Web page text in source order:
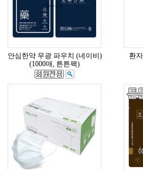
안심한약 무광 파우치 (네이비)
(1000매, 튼튼팩)
환